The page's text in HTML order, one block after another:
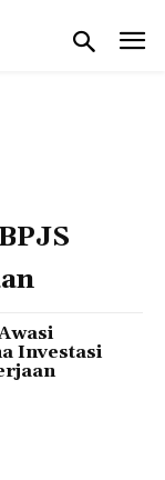
Investasi